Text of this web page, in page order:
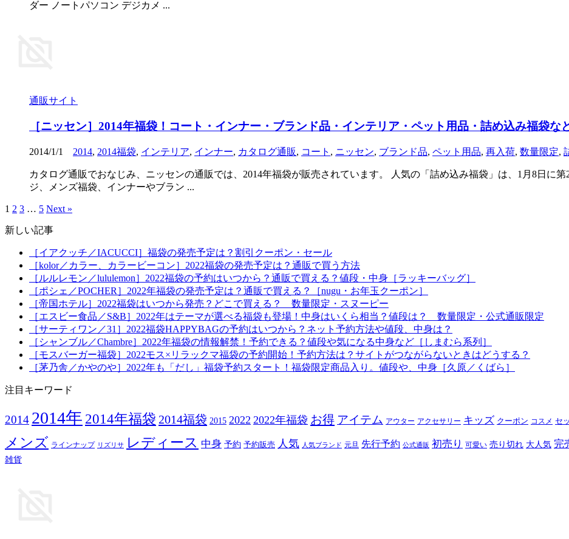
ダー ノートパソコン デジカメ ...
通販サイト
［ニッセン］2014年福袋！コート・インナー・ブランド品・インテリア・ペット用品・詰め込み福袋な
2014/1/1 2014, 2014福袋, インテリア, インナー, カタログ通販, コート , ニッセン, ブランド品, ペット用品, 再入荷, 数量限定,
カタログ通販でおなじみ、ニッセンの通販では、2014年福袋が販売されています。 人気の「詰め込み福袋」は、1月8日に
ジ、メンズ福袋、インナーやブラン ...
1 2 3 … 5 Next »
新しい記事
［イアクッチ／IACUCCI］福袋の発売予定は？割引クーポン・セール
［kolor／カラー、カラービーコン］2022福袋の発売予定は？通販で買う方法
［ルルレモン／lululemon］2022福袋の予約はいつから？通販で買える？値段・中身［ラッキーバッグ］
［ポシェ／POCHER］2022年福袋の発売予定は？通販で買える？［nugu・お年玉クーポン］
［帝国ホテル］2022福袋はいつから発売？どこで買える？ 数量限定・スヌーピー
［エスビー食品／S&B］2022年はテーマが選べる福袋も登場！中身はいくら相当？値段は？ 数量限定・公式通販限定
［サーティワン／31］2022福袋HAPPYBAGの予約はいつから？ネット予約方法や値段、中身は？
［シャンブル／Chambre］2022年福袋の情報解禁！予約できる？値段や気になる中身など［しまむら系列］
［モスバーガー福袋］2022モス×リラックマ福袋の予約開始！予約方法は？サイトがつながらないときはどうする？
［茅乃舎／かやのや］2022年も「だし」福袋予約スタート！福袋限定商品入り。値段や、中身［久原／くばら］
注目キーワード
2014 2014年 2014年福袋 2014福袋 2015 2022 2022年福袋 お得 アイテム アウター アクセサリー キッズ クーポン コスメ セ
メンズ ラインナップ リズリサ レディース 中身 予約 予約販売 人気 人気ブランド 元旦 先行予約 公式通販 初売り 可愛い 売り切れ 大人気 完
雑貨